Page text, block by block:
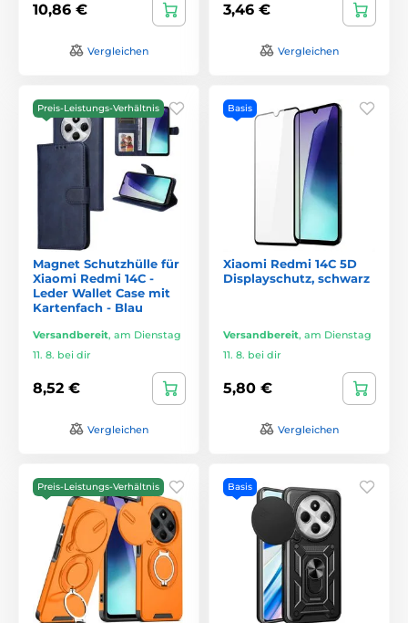
10,86 €
Vergleichen
3,46 €
Vergleichen
Preis-Leistungs-Verhältnis
Magnet Schutzhülle für
Xiaomi Redmi 14C -
Leder Wallet Case mit
Kartenfach - Blau
Versandbereit, am Dienstag
11. 8. bei dir
8,52 €
Vergleichen
Basis
Xiaomi Redmi 14C 5D
Displayschutz, schwarz
Versandbereit, am Dienstag
11. 8. bei dir
5,80 €
Vergleichen
Preis-Leistungs-Verhältnis Basis